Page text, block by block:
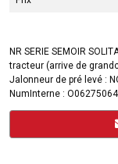
NR SERIE SEMOIR
tracteur (arrive de
Jalonneur de pré levé :
NumInterne :